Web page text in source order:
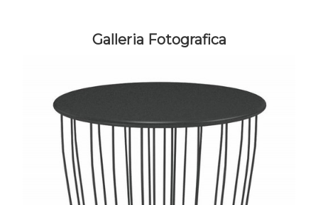
Galleria Fotografica